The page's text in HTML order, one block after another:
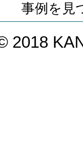
事例を見
2018